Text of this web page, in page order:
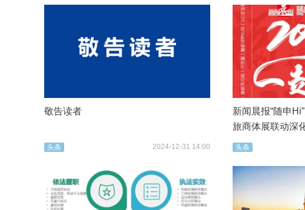
敬告读者
头条 2024-12-31 14:00
新闻晨报“随申
旅商体展联动深
头条